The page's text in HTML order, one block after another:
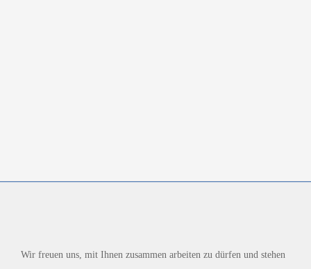
Wir freuen uns, mit Ihnen zusammen arbeiten zu dürfen und stehen